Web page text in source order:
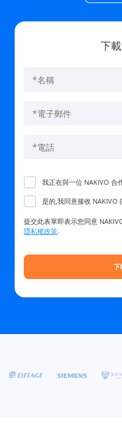
下
我正在與一位 NAKIVO 合
是的,我同意接收 NAKIVO
提交此表單即表示您同意
隱私權政策.